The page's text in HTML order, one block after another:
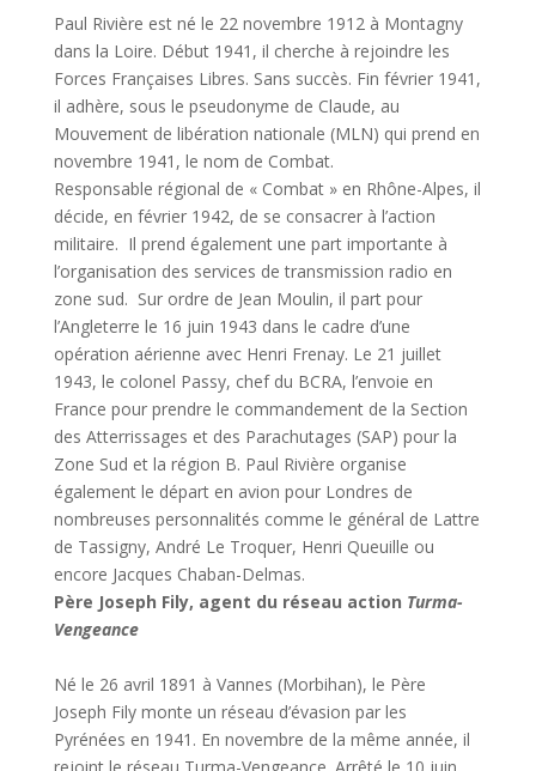
Paul Rivière est né le 22 novembre 1912 à Montagny
dans la Loire. Début 1941, il cherche à rejoindre les
Forces Françaises Libres. Sans succès. Fin février 1941,
il adhère, sous le pseudonyme de Claude, au
Mouvement de libération nationale (MLN) qui prend en
novembre 1941, le nom de Combat.
Responsable régional de « Combat » en Rhône-Alpes, il
décide, en février 1942, de se consacrer à l’action
militaire. Il prend également une part importante à
l’organisation des services de transmission radio en
zone sud. Sur ordre de Jean Moulin, il part pour
l’Angleterre le 16 juin 1943 dans le cadre d’une
opération aérienne avec Henri Frenay. Le 21 juillet
1943, le colonel Passy, chef du BCRA, l’envoie en
France pour prendre le commandement de la Section
des Atterrissages et des Parachutages (SAP) pour la
Zone Sud et la région B. Paul Rivière organise
également le départ en avion pour Londres de
nombreuses personnalités comme le général de Lattre
de Tassigny, André Le Troquer, Henri Queuille ou
encore Jacques Chaban-Delmas.
Père Joseph Fily, agent du réseau action Turma-
Vengeance
Né le 26 avril 1891 à Vannes (Morbihan), le Père
Joseph Fily monte un réseau d’évasion par les
Pyrénées en 1941. En novembre de la même année, il